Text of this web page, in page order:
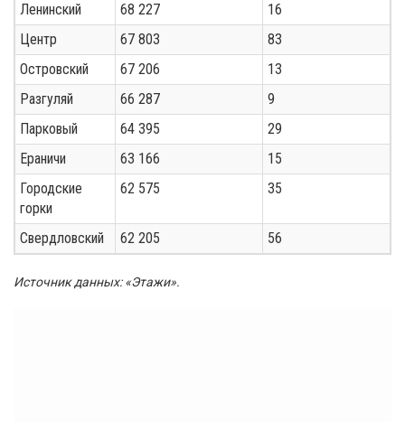
Ленинский
68 227
16
Центр
67 803
83
Островский
67 206
13
Разгуляй
66 287
9
Парковый
64 395
29
Ераничи
63 166
15
Городские
горки
62 575 35
Свердловский 62 205 56
Источник данных: «Этажи».